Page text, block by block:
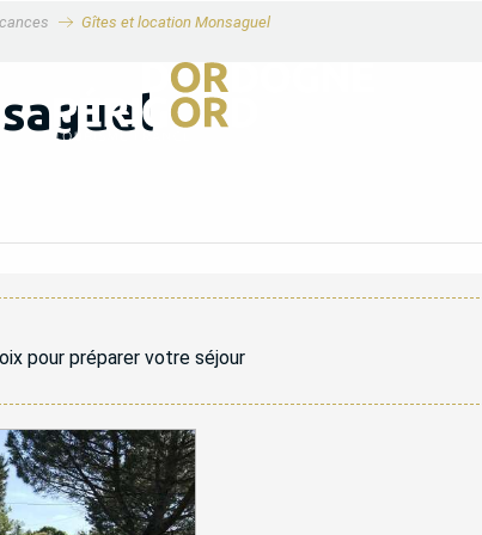
Gîtes et location Monsaguel
pour préparer votre séjour